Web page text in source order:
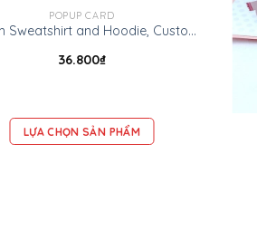
POPUP CARD
Custom Sweatshirt and Hoodie, Custom Text Sweatshirts, Personalized Sweatshirt, Customizable Crewneck, Personalized Gift, Gildan 18000
36.800₫
LỰA CHỌN SẢN PHẨM